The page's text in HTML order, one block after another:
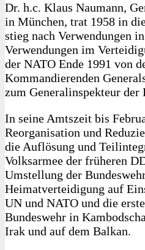
Dr. h.c. Klaus Naumann,
in München, trat 1958 in
stieg nach Verwendungen
Verwendungen im
der NATO Ende 1991 von
Kommandierenden
zum Generalinspekteur der
In seine Amtszeit bis
Reorganisation und
die Auflösung und
Volksarmee der früheren
Umstellung der
Heimatverteidigung auf
UN und NATO und die
Bundeswehr in
Irak und auf dem Balkan.